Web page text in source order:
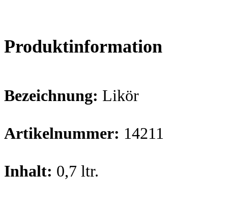
Produktinformation
Bezeichnung: Likör
Artikelnummer: 14211
Inhalt: 0,7 ltr.